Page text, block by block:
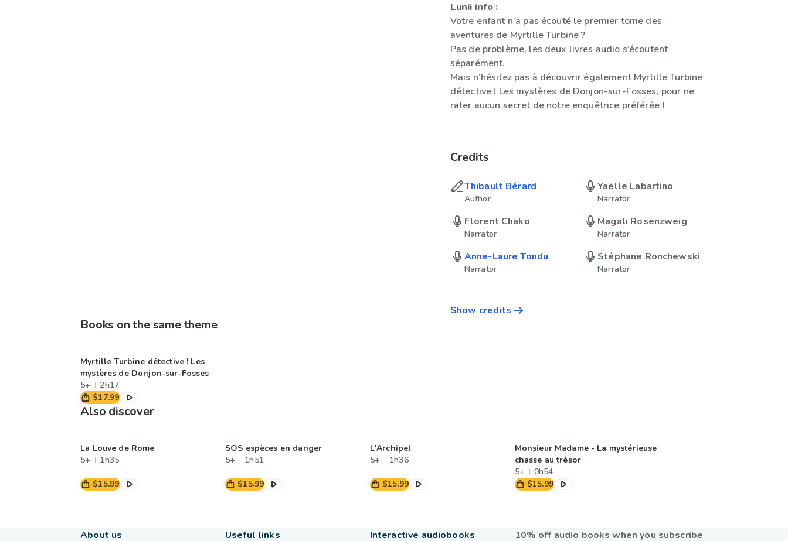
Lunii info :
Votre enfant n’a pas écouté le premier tome des
aventures de Myrtille Turbine ?
Pas de problème, les deux livres audio s’écoutent
séparément.
Mais n’hésitez pas à découvrir également Myrtille Turbine
détective ! Les mystères de Donjon-sur-Fosses, pour ne
rater aucun secret de notre enquêtrice préférée !
Credits
Thibault Bérard
Author
Yaëlle Labartino
Narrator
Florent Chako
Narrator
Magali Rosenzweig
Narrator
Anne-Laure Tondu
Narrator
Stéphane Ronchewski
Narrator
Show credits
Books on the same theme
Myrtille Turbine détective ! Les
mystères de Donjon-sur-Fosses
5+
2h17
$17.99
Also discover
La Louve de Rome
5+
1h35
$15.99
SOS espèces en danger
5+
1h51
$15.99
L'Archipel
5+
1h36
$15.99
Monsieur Madame - La mystérieuse
chasse au trésor
5+
0h54
$15.99
10% off audio books when you subscribe
About us Useful links Interactive audiobooks